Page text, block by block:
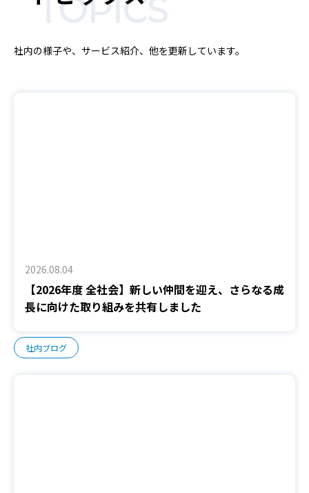
TOPICS
社内の様子や、サービス紹介、他を更新しています。
2026.08.04
【2026年度 全社会】新しい仲間を迎え、さらなる成
長に向けた取り組みを共有しました
社内ブログ